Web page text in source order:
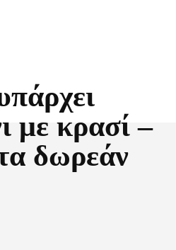
με κρασί –
δωρεάν